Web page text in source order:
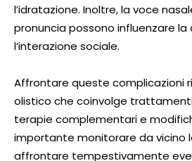
l’idratazione. Inoltre, la voce
pronuncia possono influenzare la
l’interazione sociale.
Affrontare queste complicazioni
olistico che coinvolge
terapie complementari e
importante monitorare da vicino
affrontare tempestivamente